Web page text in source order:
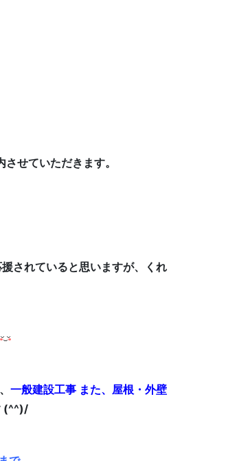
せていただきます。
されていると思いますが、くれ
一般建設工事 また、屋根・外壁
(^^)/